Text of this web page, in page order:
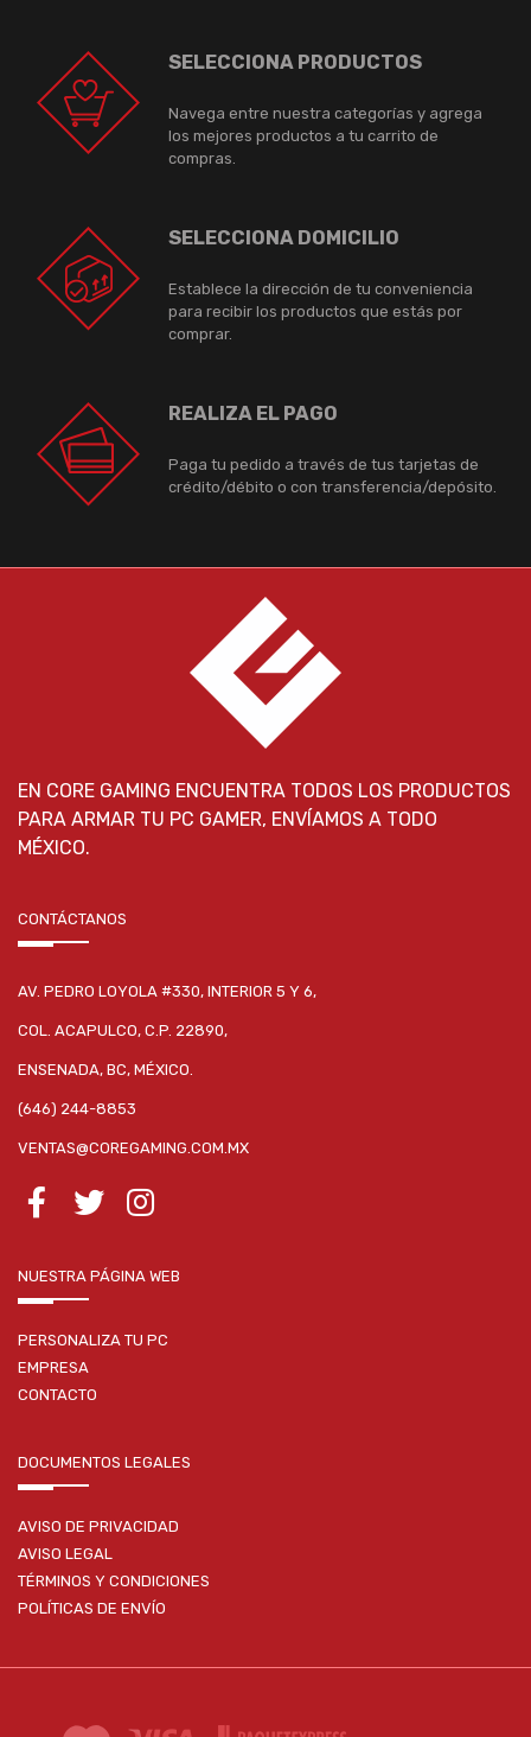
SELECCIONA PRODUCTOS
Navega entre nuestra categorías y agrega
los mejores productos a tu carrito de
compras.
SELECCIONA DOMICILIO
Establece la dirección de tu conveniencia
para recibir los productos que estás por
comprar.
REALIZA EL PAGO
Paga tu pedido a través de tus tarjetas de
crédito/débito o con transferencia/depósito.
EN CORE GAMING ENCUENTRA TODOS LOS PRODUCTOS
PARA ARMAR TU PC GAMER, ENVÍAMOS A TODO
MÉXICO.
CONTÁCTANOS
AV. PEDRO LOYOLA #330, INTERIOR 5 Y 6,
COL. ACAPULCO, C.P. 22890,
ENSENADA, BC, MÉXICO.
(646) 244-8853
VENTAS@COREGAMING.COM.MX
NUESTRA PÁGINA WEB
PERSONALIZA TU PC
EMPRESA
CONTACTO
DOCUMENTOS LEGALES
AVISO DE PRIVACIDAD
AVISO LEGAL
TÉRMINOS Y CONDICIONES
POLÍTICAS DE ENVÍO